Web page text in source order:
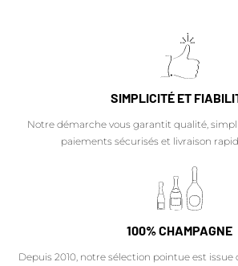
SIMPLICITÉ ET
Notre démarche vous garantit qualité,
paiements sécurisés et livraison
100% CHAMPAGNE
Depuis 2010, notre sélection pointue est